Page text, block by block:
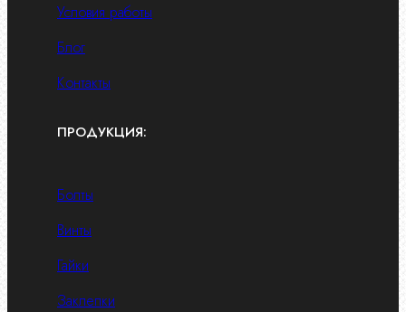
Условия работы
Блог
Контакты
ПРОДУКЦИЯ:
Болты
Винты
Гайки
Заклепки